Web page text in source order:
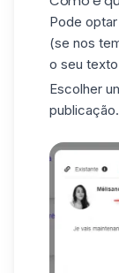
Pode
(se nos
o seu
Escolher
publicação.